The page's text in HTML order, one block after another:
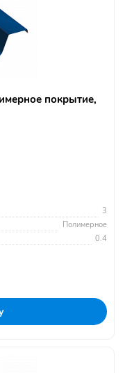
покрытие,
3
Полимерное
0.4